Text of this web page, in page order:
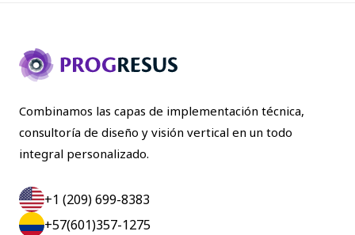
Combinamos las capas de implementación técnica,
consultoría de diseño y visión vertical en un todo
integral personalizado.
+1 (209) 699-8383
+57(601)357-1275